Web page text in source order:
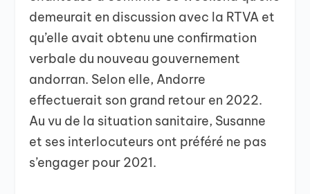
demeurait en discussion avec la RTVA et
qu’elle avait obtenu une confirmation
verbale du nouveau gouvernement
andorran. Selon elle, Andorre
effectuerait son grand retour en 2022.
Au vu de la situation sanitaire, Susanne
et ses interlocuteurs ont préféré ne pas
s’engager pour 2021.